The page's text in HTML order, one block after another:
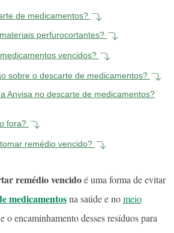
de medicamentos?
perfurocortantes?
vencidos?
sobre o descarte de medicamentos?
Anvisa no descarte de medicamentos?
fora?
remédio vencido?
remédio vencidoé uma forma de evitar
medicamentosna saúde e nomeio
o encaminhamento desses resíduos para